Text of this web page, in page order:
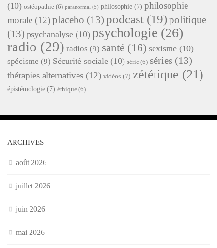
(10) ostéopathie (6) paranormal (5) philosophie (7) philosophie
morale (12)placebo (13) podcast (19)politique
(13) psychanalyse (10) psychologie (26)
radio (29) radios (9) santé (16) sexisme (10)
spécisme (9) Sécurité sociale (10) série (6) séries (13)
thérapies alternatives (12) vidéos (7) zététique (21)
épistémologie (7) éthique (6)
ARCHIVES
août 2026
juillet 2026
juin 2026
mai 2026